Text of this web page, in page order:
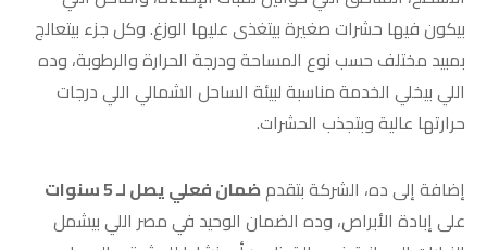
بيكون فيها حشرات صغيرة بيتغذى عليها الوزغ. وكل جزء بيتعالج
بمبيد مختلف حسب نوع المساحة ودرجة الحرارة والرطوبة، وده
اللي بيخلي الخدمة مناسبة لبيئة الساحل الشمالي اللي درجات
حرارتها عالية وبتجذب الحشرات.
إضافة إلى ده، الشركة بتقدم ضمان فعلي يصل لـ 5 سنوات
على إبادة الأبراص، وده الضمان الوحيد في مصر اللي بيشمل